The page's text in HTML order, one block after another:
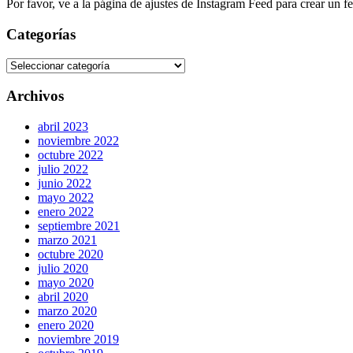
Por favor, ve a la página de ajustes de Instagram Feed para crear un
Categorías
Archivos
abril 2023
noviembre 2022
octubre 2022
julio 2022
junio 2022
mayo 2022
enero 2022
septiembre 2021
marzo 2021
octubre 2020
julio 2020
mayo 2020
abril 2020
marzo 2020
enero 2020
noviembre 2019